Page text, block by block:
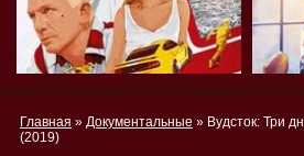
Главная » Документальные » Вудсток: Три
(2019)